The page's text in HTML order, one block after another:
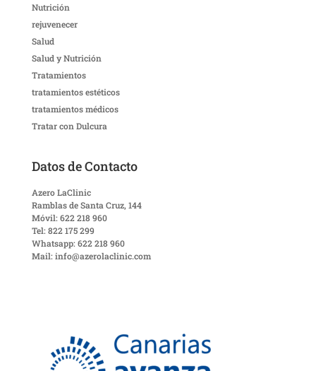
Nutrición
rejuvenecer
Salud
Salud y Nutrición
Tratamientos
tratamientos estéticos
tratamientos médicos
Tratar con Dulcura
Datos de Contacto
Azero LaClinic
Ramblas de Santa Cruz, 144
Móvil: 622 218 960
Tel: 822 175 299
Whatsapp: 622 218 960
Mail: info@azerolaclinic.com